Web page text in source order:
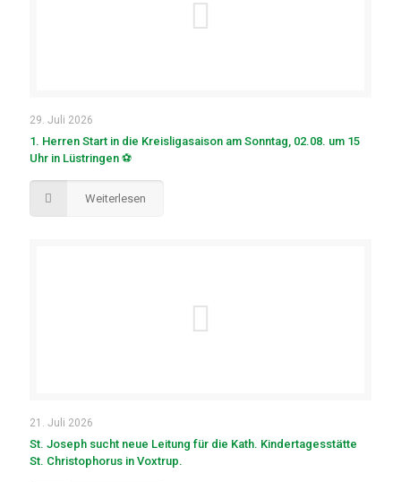
29. Juli 2026
1. Herren Start in die Kreisligasaison am Sonntag, 02.08. um 15
Uhr in Lüstringen ⚽
Weiterlesen
21. Juli 2026
St. Joseph sucht neue Leitung für die Kath. Kindertagesstätte
St. Christophorus in Voxtrup.